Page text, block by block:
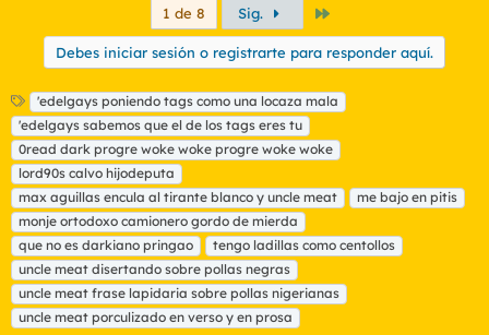
1 de 8 Sig.
Debes iniciar sesión o registrarte para responder aquí.
E
t
i
q
u
e
t
a
s
'edelgays poniendo tags como una locaza mala
'edelgays sabemos que el de los tags eres tu
0read dark progre woke woke progre woke woke
lord90s calvo hijodeputa
max aguillas encula al tirante blanco y uncle meat
me bajo en pitis
monje ortodoxo camionero gordo de mierda
que no es darkiano pringao
tengo ladillas como centollos
uncle meat disertando sobre pollas negras
uncle meat frase lapidaria sobre pollas nigerianas
uncle meat porculizado en verso y en prosa